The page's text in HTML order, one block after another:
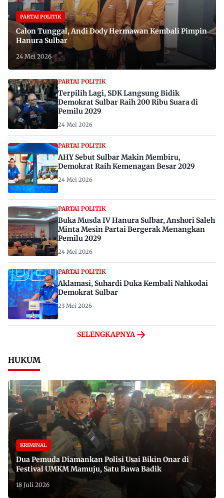
PARTAI POLITIK
Calon Tunggal, Andi Dody Hermawan Kembali Pimpin
Hanura Sulbar
24 Mei 2026
PARTAI POLITIK
Terpilih Lagi, SDK Langsung Bidik
Demokrat Sulbar Raih 200 Ribu Suara di
Pemilu 2029
24 Mei 2026
PARTAI POLITIK
AHY Sebut Sulbar Makin Membiru,
Demokrat Raih Kemenagan Besar 2029
24 Mei 2026
PARTAI POLITIK
Buka Musda IV Hanura Sulbar, Anshori Saleh
Minta Mesin Partai Bergerak Menangkan
Pemilu 2029
24 Mei 2026
PARTAI POLITIK
Aklamasi, Suhardi Duka Kembali Nahkodai
Demokrat Sulbar
23 Mei 2026
SELENGKAPNYA
HUKUM
KRIMINAL
Dua Pemuda Diamankan Polisi Usai Bikin Onar di
Festival UMKM Mamuju, Satu Bawa Badik
18 Juli 2026